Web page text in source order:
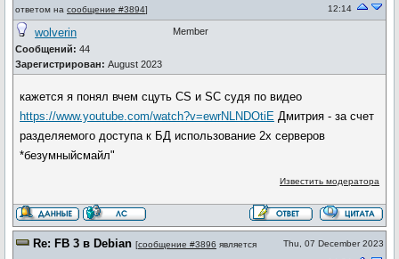
ответом на сообщение #3894]
12:14
wolverin
Сообщений: 44
Зарегистрирован: August 2023
Member
кажется я понял вчем сцуть CS и SC судя по видео
https://www.youtube.com/watch?v=ewrNLNDOtiE Дмитрия - за счет
разделяемого доступа к БД использование 2х серверов
*безумныйсмайл"
Известить модератора
Re: FB 3 в Debian [сообщение #3896 является
Thu, 07 December 2023